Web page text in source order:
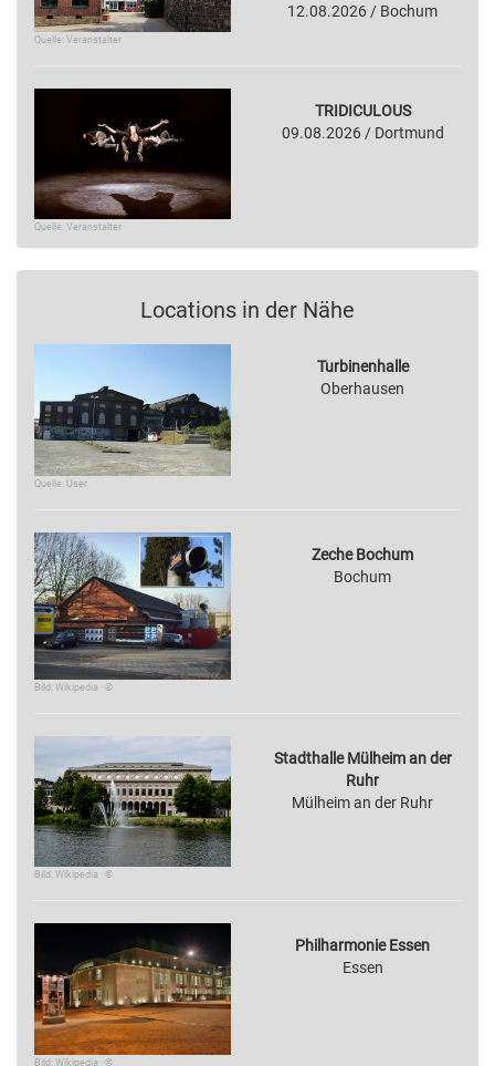
Quelle: Veranstalter
12.08.2026 / Bochum
Quelle: Veranstalter
TRIDICULOUS
09.08.2026 / Dortmund
Locations in der Nähe
Quelle: User
Turbinenhalle
Oberhausen
Bild: Wikipedia · ©
Zeche Bochum
Bochum
Bild: Wikipedia · ©
Stadthalle Mülheim an der
Ruhr
Mülheim an der Ruhr
Bild: Wikipedia · ©
Philharmonie Essen
Essen